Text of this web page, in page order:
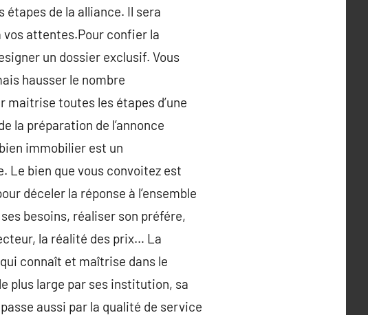
étapes de la alliance. Il sera
vos attentes.Pour confier la
un dossier exclusif. Vous
hausser le nombre
maitrise toutes les étapes d’une
la préparation de l’annonce
immobilier est un
Le bien que vous convoitez est
déceler la réponse à l’ensemble
besoins, réaliser son préfére,
la réalité des prix… La
connaît et maîtrise dans le
plus large par ses institution, sa
aussi par la qualité de service